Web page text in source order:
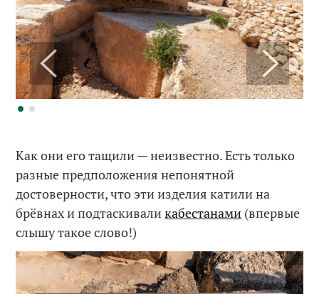
Как они его тащили — неизвестно. Есть только
разные предположения непонятной
достоверности, что эти изделия катили на
брёвнах и подтаскиваликабестанами (впервые
слышу такое слово!)